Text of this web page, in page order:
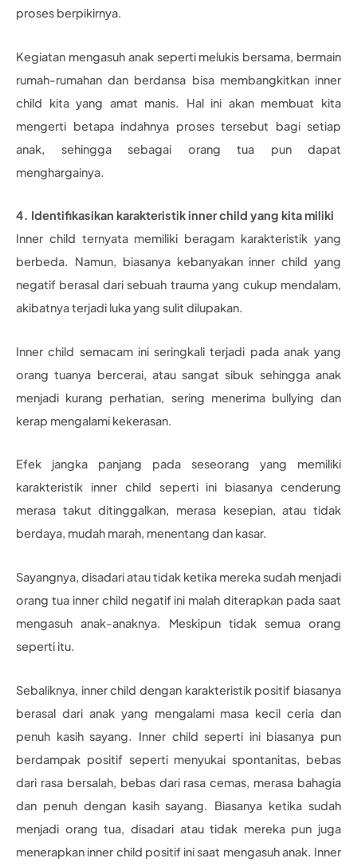
proses berpikirnya.
Kegiatan mengasuh anak seperti melukis bersama, bermain
rumah-rumahan dan berdansa bisa membangkitkan inner
child kita yang amat manis. Hal ini akan membuat kita
mengerti betapa indahnya proses tersebut bagi setiap
anak, sehingga sebagai orang tua pun dapat
menghargainya.
4. Identifikasikan karakteristik inner child yang kita miliki
Inner child ternyata memiliki beragam karakteristik yang
berbeda. Namun, biasanya kebanyakan inner child yang
negatif berasal dari sebuah trauma yang cukup mendalam,
akibatnya terjadi luka yang sulit dilupakan.
Inner child semacam ini seringkali terjadi pada anak yang
orang tuanya bercerai, atau sangat sibuk sehingga anak
menjadi kurang perhatian, sering menerima bullying dan
kerap mengalami kekerasan.
Efek jangka panjang pada seseorang yang memiliki
karakteristik inner child seperti ini biasanya cenderung
merasa takut ditinggalkan, merasa kesepian, atau tidak
berdaya, mudah marah, menentang dan kasar.
Sayangnya, disadari atau tidak ketika mereka sudah menjadi
orang tua inner child negatif ini malah diterapkan pada saat
mengasuh anak-anaknya. Meskipun tidak semua orang
seperti itu.
Sebaliknya, inner child dengan karakteristik positif biasanya
berasal dari anak yang mengalami masa kecil ceria dan
penuh kasih sayang. Inner child seperti ini biasanya pun
berdampak positif seperti menyukai spontanitas, bebas
dari rasa bersalah, bebas dari rasa cemas, merasa bahagia
dan penuh dengan kasih sayang. Biasanya ketika sudah
menjadi orang tua, disadari atau tidak mereka pun juga
menerapkan inner child positif ini saat mengasuh anak. Inner